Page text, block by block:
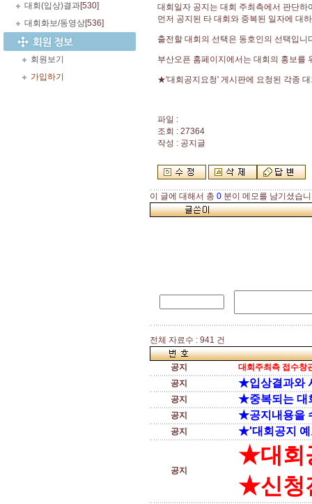
대회(입상)결과[530]
대회화보/동영상[536]
회원보기
가입하기
대회일자 공지는 대회 주최측에서 판단하
먼저 공지된 타 대회와 중복된 일자에 대
출전할 대회의 선택은 동호인의 선택입니
부산오픈 홈페이지에서는 대회의 홍보를
★'대회공지요청' 게시판에 요청된 각종
파일 :
조회 : 27364
작성 : 공지글
이 글에 대해서 총 0 분이 메모를 남기셨습
전체 자료수 : 941 건
공지
대회주최측 접수창
공지
★입상결과와
공지 ★중복되는 대
공지 ★공지내용을
공지 ★'대회공지 예
공지
★대회
★신청